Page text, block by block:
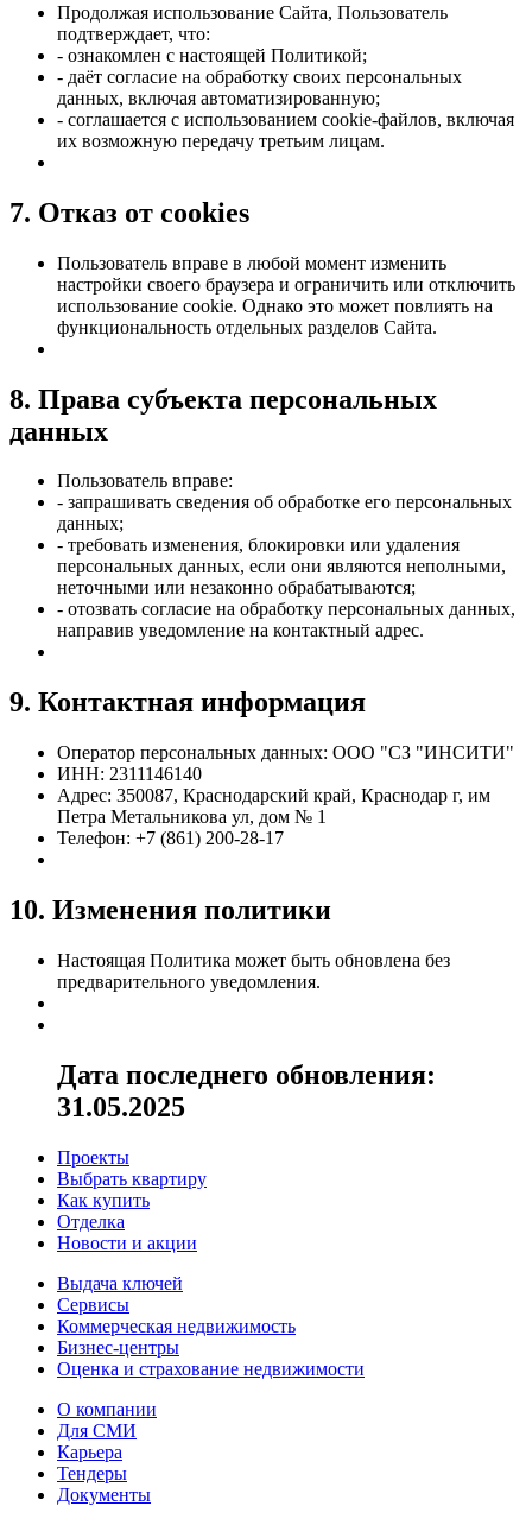
Продолжая использование Сайта, Пользователь
подтверждает, что:
- ознакомлен с настоящей Политикой;
- даёт согласие на обработку своих персональных
данных, включая автоматизированную;
- соглашается с использованием cookie-файлов, включая
их возможную передачу третьим лицам.
7. Отказ от cookies
Пользователь вправе в любой момент изменить
настройки своего браузера и ограничить или отключить
использование cookie. Однако это может повлиять на
функциональность отдельных разделов Сайта.
8. Права субъекта персональных
данных
Пользователь вправе:
- запрашивать сведения об обработке его персональных
данных;
- требовать изменения, блокировки или удаления
персональных данных, если они являются неполными,
неточными или незаконно обрабатываются;
- отозвать согласие на обработку персональных данных,
направив уведомление на контактный адрес.
9. Контактная информация
Оператор персональных данных: ООО "СЗ "ИНСИТИ"
ИНН: 2311146140
Адрес: 350087, Краснодарский край, Краснодар г, им
Петра Метальникова ул, дом № 1
Телефон: +7 (861) 200-28-17
10. Изменения политики
Настоящая Политика может быть обновлена без
предварительного уведомления.
Дата последнего обновления:
31.05.2025
Проекты
Выбрать квартиру
Как купить
Отделка
Новости и акции
Выдача ключей
Сервисы
Коммерческая недвижимость
Бизнес-центры
Оценка и страхование недвижимости
О компании
Для СМИ
Карьера
Тендеры
Документы